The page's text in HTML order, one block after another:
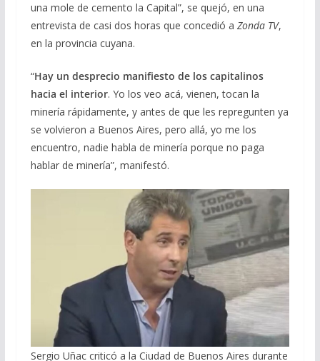
una mole de cemento la Capital”, se quejó, en una
entrevista de casi dos horas que concedió a Zonda TV,
en la provincia cuyana.
“Hay un desprecio manifiesto de los capitalinos
hacia el interior. Yo los veo acá, vienen, tocan la
minería rápidamente, y antes de que les repregunten ya
se volvieron a Buenos Aires, pero allá, yo me los
encuentro, nadie habla de minería porque no paga
hablar de minería”, manifestó.
Sergio Uñac criticó a la Ciudad de Buenos Aires durante